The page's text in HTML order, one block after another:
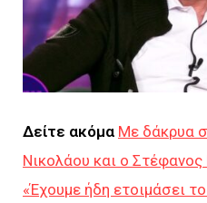
Δείτε ακόμα Με δάκρυα
Νικολάου και ο
«Έχουμε ήδη ετοιμάσει